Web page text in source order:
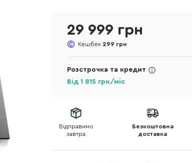
29 999 грн
Кешбек 299 грн
Розстрочка та кредит
Від 1 815 грн/міс
Відправимо
завтра
Безкоштовна
доставка